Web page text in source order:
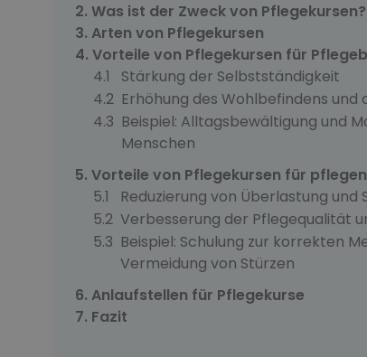
Was ist der Zweck von Pflegekursen?
Arten von Pflegekursen
Vorteile von Pflegekursen für
Stärkung der Selbstständigkeit
Erhöhung des Wohlbefindens und
Beispiel: Alltagsbewältigung und
Menschen
Vorteile von Pflegekursen für
Reduzierung von Überlastung und
Verbesserung der Pflegequalität
Beispiel: Schulung zur korrekten
Vermeidung von Stürzen
Anlaufstellen für Pflegekurse
Fazit